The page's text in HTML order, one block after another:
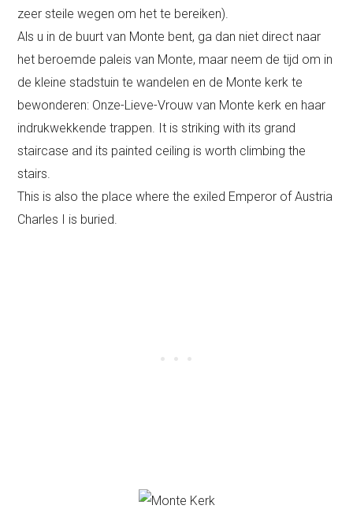
zeer steile wegen om het te bereiken).
Als u in de buurt van Monte bent, ga dan niet direct naar
het beroemde paleis van Monte, maar neem de tijd om in
de kleine stadstuin te wandelen en de Monte kerk te
bewonderen: Onze-Lieve-Vrouw van Monte kerk en haar
indrukwekkende trappen. It is striking with its grand
staircase and its painted ceiling is worth climbing the
stairs.
This is also the place where the exiled Emperor of Austria
Charles I is buried.